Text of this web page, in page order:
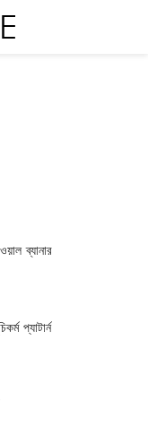
ব্যানার
প্যাটার্ন